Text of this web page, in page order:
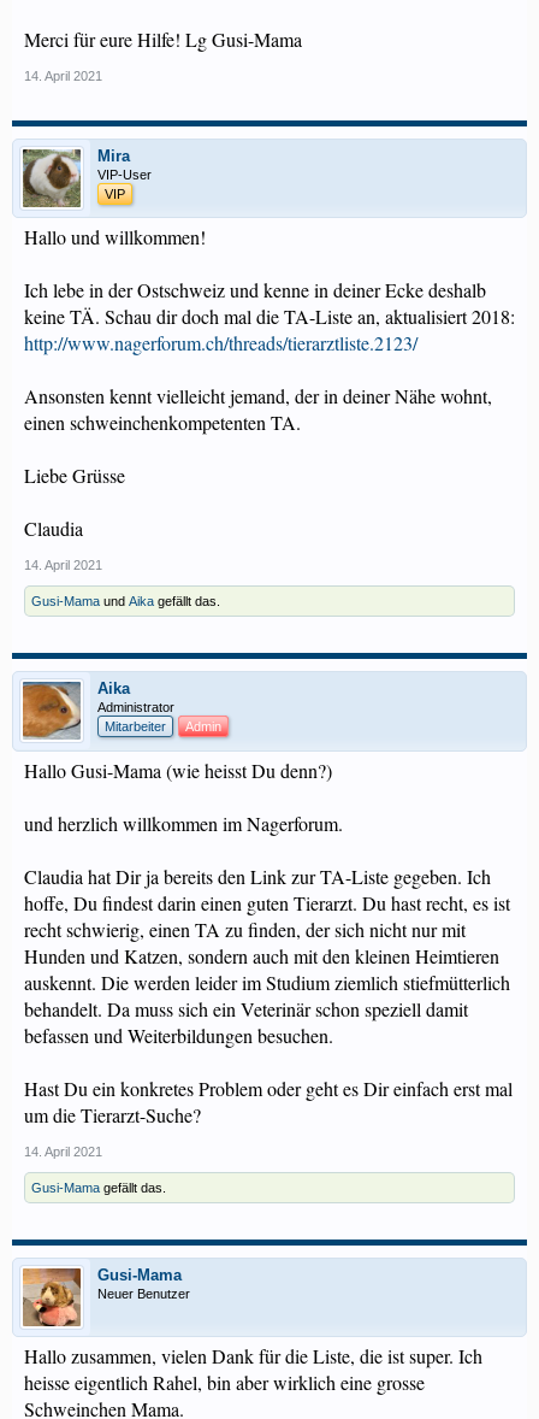
Merci für eure Hilfe! Lg Gusi-Mama
14. April 2021
Mira
VIP-User
VIP
Hallo und willkommen!
Ich lebe in der Ostschweiz und kenne in deiner Ecke deshalb
keine TÄ. Schau dir doch mal die TA-Liste an, aktualisiert 2018:
http://www.nagerforum.ch/threads/tierarztliste.2123/
Ansonsten kennt vielleicht jemand, der in deiner Nähe wohnt,
einen schweinchenkompetenten TA.
Liebe Grüsse
Claudia
14. April 2021
Gusi-Mama und Aika gefällt das.
Aika
Administrator
Mitarbeiter
Admin
Hallo Gusi-Mama (wie heisst Du denn?)
und herzlich willkommen im Nagerforum.
Claudia hat Dir ja bereits den Link zur TA-Liste gegeben. Ich
hoffe, Du findest darin einen guten Tierarzt. Du hast recht, es ist
recht schwierig, einen TA zu finden, der sich nicht nur mit
Hunden und Katzen, sondern auch mit den kleinen Heimtieren
auskennt. Die werden leider im Studium ziemlich stiefmütterlich
behandelt. Da muss sich ein Veterinär schon speziell damit
befassen und Weiterbildungen besuchen.
Hast Du ein konkretes Problem oder geht es Dir einfach erst mal
um die Tierarzt-Suche?
14. April 2021
Gusi-Mama gefällt das.
Gusi-Mama
Neuer Benutzer
Hallo zusammen, vielen Dank für die Liste, die ist super. Ich
heisse eigentlich Rahel, bin aber wirklich eine grosse
Schweinchen Mama.